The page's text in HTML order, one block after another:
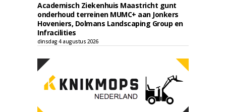
Academisch Ziekenhuis Maastricht gunt
onderhoud terreinen MUMC+ aan Jonkers
Hoveniers, Dolmans Landscaping Group en
Infracilities
dinsdag 4 augustus 2026